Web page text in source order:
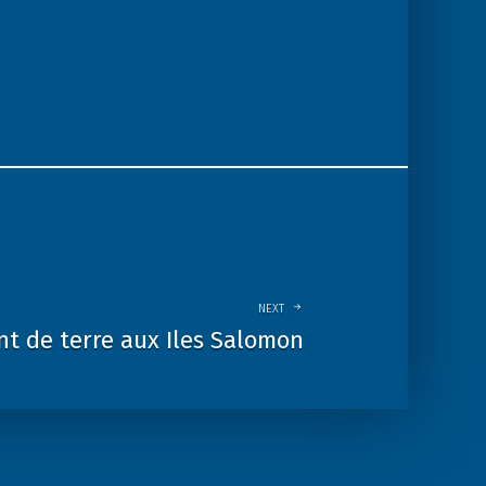
NEXT
de terre aux Iles Salomon